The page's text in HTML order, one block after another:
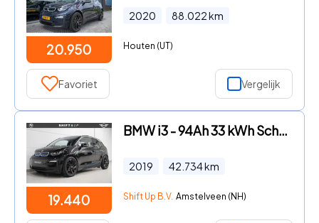
20.950
2020 88.022km
Houten (UT)
Favoriet Vergelijk
19.440
BMW i3 - 94Ah 33 kWh Schuifdak | Harman Kardon | Camera
2019 42.734km
Shift Up B.V. Amstelveen (NH)